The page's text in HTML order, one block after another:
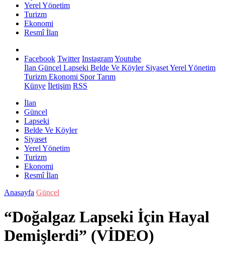
Yerel Yönetim
Turizm
Ekonomi
Resmî İlan
Facebook Twitter InstagramYoutube
İlan Güncel Lapseki Belde Ve KöylerSiyasetYerel Yönetim
Turizm Ekonomi SporTarım
Künye İletişim RSS
İlan
Güncel
Lapseki
Belde Ve Köyler
Siyaset
Yerel Yönetim
Turizm
Ekonomi
Resmî İlan
Anasayfa Güncel
“Doğalgaz Lapseki İçin Hayal
Demişlerdi” (VİDEO)